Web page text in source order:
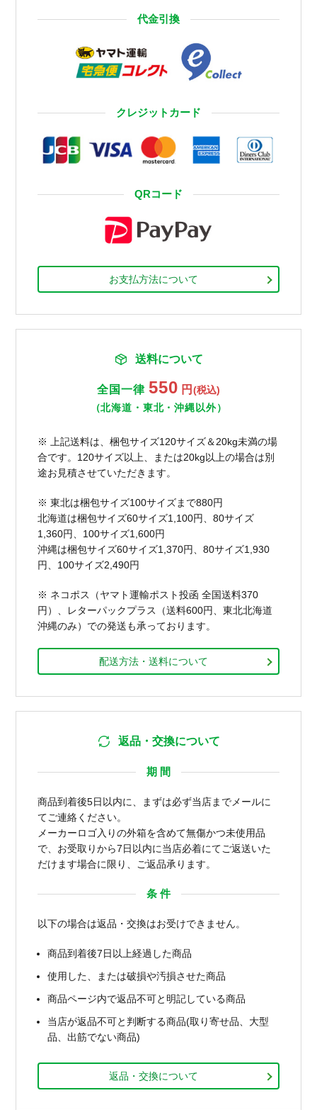
代金引換
クレジットカード
QRコード
お支払方法について
送料について
全国一律 550 円 (税込)
（北海道・東北・沖縄以外）
※ 上記送料は、梱包サイズ120サイズ＆20kg未満の場
合です。120サイズ以上、または20kg以上の場合は別
途お見積させていただきます。
※ 東北は梱包サイズ100サイズまで880円
北海道は梱包サイズ60サイズ1,100円、80サイズ
1,360円、100サイズ1,600円
沖縄は梱包サイズ60サイズ1,370円、80サイズ1,930
円、100サイズ2,490円
※ ネコポス（ヤマト運輸ポスト投函 全国送料370
円）、レターパックプラス（送料600円、東北北海道
沖縄のみ）での発送も承っております。
配送方法・送料について
返品・交換について
期 間
商品到着後5日以内に、まずは必ず当店までメールに
てご連絡ください。
メーカーロゴ入りの外箱を含めて無傷かつ未使用品
で、お受取りから7日以内に当店必着にてご返送いた
だけます場合に限り、ご返品承ります。
条 件
以下の場合は返品・交換はお受けできません。
商品到着後7日以上経過した商品
使用した、または破損や汚損させた商品
商品ページ内で返品不可と明記している商品
当店が返品不可と判断する商品(取り寄せ品、大型
品、出筋でない商品)
返品・交換について